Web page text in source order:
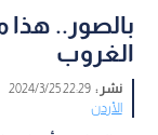
بالصور.. هذا
الغروب
نشر :22:29 2024/3/25
الأردن